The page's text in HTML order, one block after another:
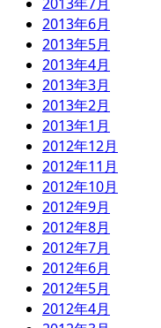
2013年6月
2013年5月
2013年4月
2013年3月
2013年2月
2013年1月
2012年12月
2012年11月
2012年10月
2012年9月
2012年8月
2012年7月
2012年6月
2012年5月
2012年4月